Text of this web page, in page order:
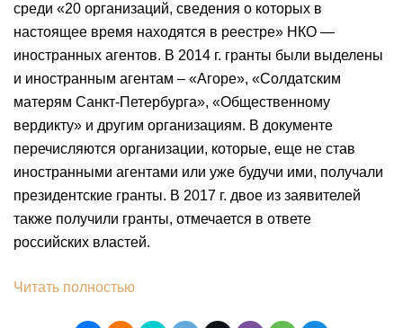
среди «20 организаций, сведения о которых в
настоящее время находятся в реестре» НКО —
иностранных агентов. В 2014 г. гранты были выделены
и иностранным агентам – «Агоре», «Солдатским
матерям Санкт-Петербурга», «Общественному
вердикту» и другим организациям. В документе
перечисляются организации, которые, еще не став
иностранными агентами или уже будучи ими, получали
президентские гранты. В 2017 г. двое из заявителей
также получили гранты, отмечается в ответе
российских властей.
Читать полностью